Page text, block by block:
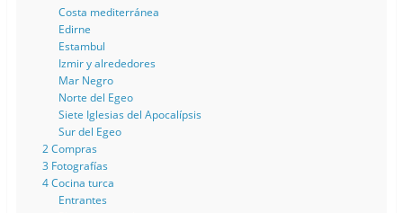
Costa mediterránea
Edirne
Estambul
Izmir y alrededores
Mar Negro
Norte del Egeo
Siete Iglesias del Apocalípsis
Sur del Egeo
2 Compras
3 Fotografías
4 Cocina turca
Entrantes